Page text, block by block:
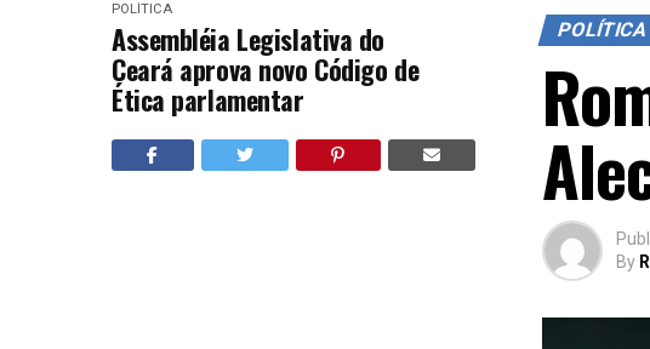
POLÍTICA
Assembléia Legislativa do
Ceará aprova novo Código de
Ética parlamentar
POLÍTICA
By